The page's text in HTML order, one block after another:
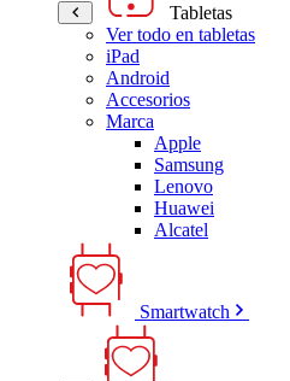
Tabletas
Ver todo en tabletas
iPad
Android
Accesorios
Marca
Apple
Samsung
Lenovo
Huawei
Alcatel
Smartwatch